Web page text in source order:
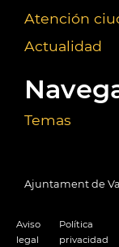
Atención
Actualidad
Temas
Ajuntament de
Aviso
legal
Política
privacidad